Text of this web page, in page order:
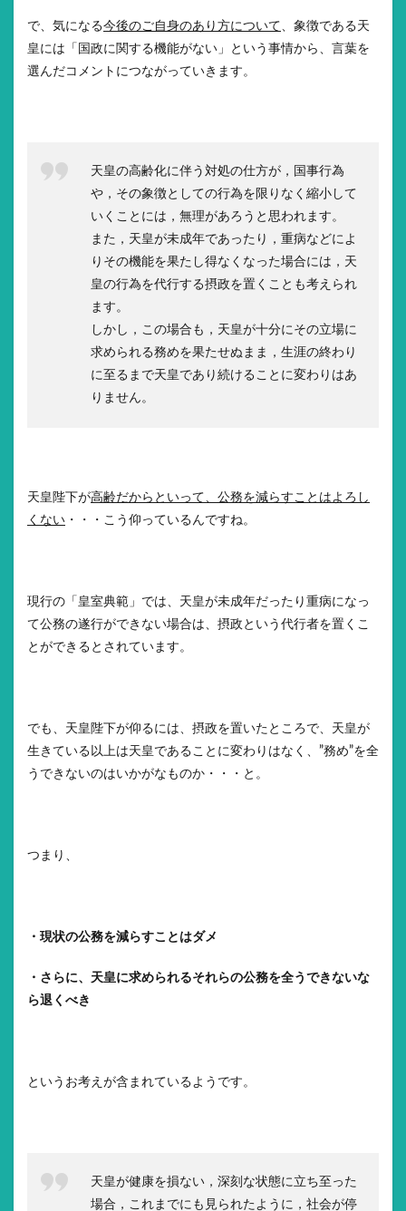
で、気になる今後のご自身のあり方について、象徴である天
皇には「国政に関する機能がない」という事情から、言葉を
選んだコメントにつながっていきます。
天皇の高齢化に伴う対処の仕方が，国事行為
や，その象徴としての行為を限りなく縮小して
いくことには，無理があろうと思われます。
また，天皇が未成年であったり，重病などによ
りその機能を果たし得なくなった場合には，天
皇の行為を代行する摂政を置くことも考えられ
ます。
しかし，この場合も，天皇が十分にその立場に
求められる務めを果たせぬまま，生涯の終わり
に至るまで天皇であり続けることに変わりはあ
りません。
天皇陛下が高齢だからといって、公務を減らすことはよろし
くない ・・・こう仰っているんですね。
現行の「皇室典範」では、天皇が未成年だったり重病になっ
て公務の遂行ができない場合は、摂政という代行者を置くこ
とができるとされています。
でも、天皇陛下が仰るには、摂政を置いたところで、天皇が
生きている以上は天皇であることに変わりはなく、”務め”を全
うできないのはいかがなものか・・・と。
つまり、
・現状の公務を減らすことはダメ
・さらに、天皇に求められるそれらの公務を全うできないな
ら退くべき
というお考えが含まれているようです。
天皇が健康を損ない，深刻な状態に立ち至った
場合，これまでにも見られたように，社会が停